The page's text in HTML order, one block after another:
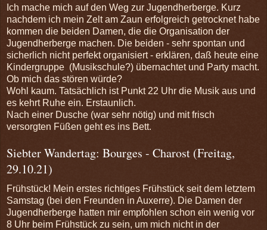
Ich mache mich auf den Weg zur Jugendherberge. Kurz
nachdem ich mein Zelt am Zaun erfolgreich getrocknet habe
kommen die beiden Damen, die die Organisation der
Jugendherberge machen. Die beiden - sehr spontan und
sicherlich nicht perfekt organisiert - erklären, daß heute eine
Kindergruppe (Musikschule?) übernachtet und Party macht.
Ob mich das stören würde?
Wohl kaum. Tatsächlich ist Punkt 22 Uhr die Musik aus und
es kehrt Ruhe ein. Erstaunlich.
Nach einer Dusche (war sehr nötig) und mit frisch
versorgten Füßen geht es ins Bett.
Siebter Wandertag: Bourges - Charost (Freitag,
29.10.21)
Frühstück! Mein erstes richtiges Frühstück seit dem letztem
Samstag (bei den Freunden in Auxerre). Die Damen der
Jugendherberge hatten mir empfohlen schon ein wenig vor
8 Uhr beim Frühstück zu sein, um mich nicht in der